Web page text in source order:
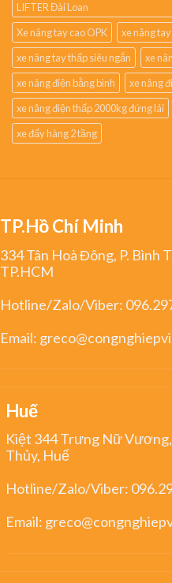
LIFTER Đài Loan
Xe nâng tay cao OPK
xe nâng
xe nâng tay thấp siêu ngắn
xe
xe nâng điện bằng bình
xe nâng
xe nâng điện thấp 2000kg đứng lái
xe đẩy hàng 2 tầng
TP.Hồ Chí Minh
334 Tân Hoà Đông, P. Bình
TP.HCM
Hotline/Zalo/Viber:
Email:
Huế
Kiệt 344 Trưng Nữ
Thủy, Huế
Hotline/Zalo/Viber:
Email: